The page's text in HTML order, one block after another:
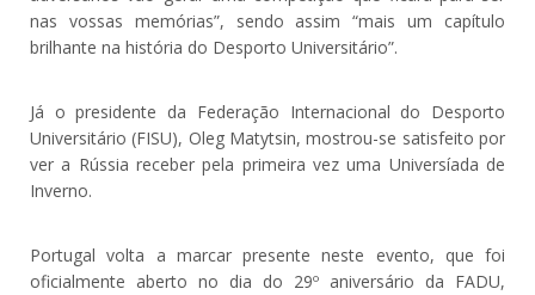
nas vossas memórias”, sendo assim “mais um capítulo
brilhante na história do Desporto Universitário”.
Já o presidente da Federação Internacional do Desporto
Universitário (FISU), Oleg Matytsin, mostrou-se satisfeito por
ver a Rússia receber pela primeira vez uma Universíada de
Inverno.
Portugal volta a marcar presente neste evento, que foi
oficialmente aberto no dia do 29º aniversário da FADU,